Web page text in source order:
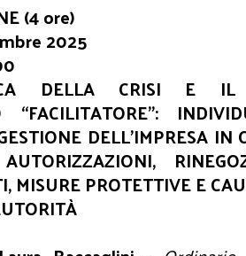
(4 ore)
2025
DELLA CRISI E IL
“FACILITATORE”:
DELL’IMPRESA IN
MISURE PROTETTIVE E